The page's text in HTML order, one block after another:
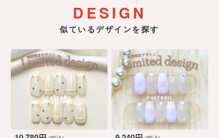
DESIGN
似ているデザインを探す